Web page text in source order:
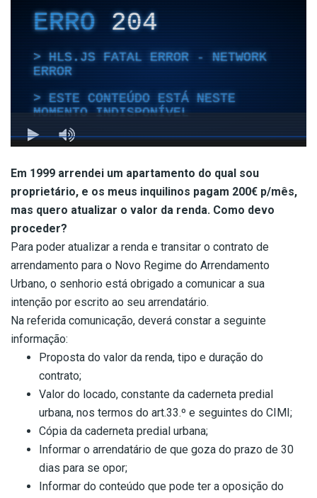
Em 1999 arrendei um apartamento do qual sou
proprietário, e os meus inquilinos pagam 200€ p/mês,
mas quero atualizar o valor da renda. Como devo
proceder?
Para poder atualizar a renda e transitar o contrato de
arrendamento para o Novo Regime do Arrendamento
Urbano, o senhorio está obrigado a comunicar a sua
intenção por escrito ao seu arrendatário.
Na referida comunicação, deverá constar a seguinte
informação:
Proposta do valor da renda, tipo e duração do
contrato;
Valor do locado, constante da caderneta predial
urbana, nos termos do art.33.º e seguintes do CIMI;
Cópia da caderneta predial urbana;
Informar o arrendatário de que goza do prazo de 30
dias para se opor;
Informar do conteúdo que pode ter a oposição do